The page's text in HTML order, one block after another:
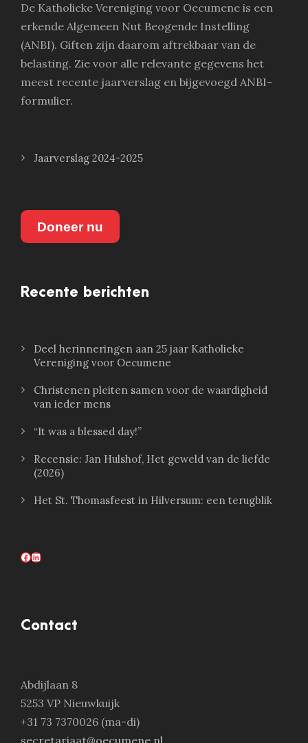
De Katholieke Vereniging voor Oecumene is een
erkende Algemeen Nut Beogende Instelling
(ANBI). Giften zijn daarom aftrekbaar van de
belasting. Zie voor alle relevante gegevens het
meest recente jaarverslag en bijgevoegd ANBI-
formulier.
Jaarverslag 2024-2025
Doneer nu
Recente berichten
Deel herinneringen aan 25 jaar Katholieke
Vereniging voor Oecumene
Christenen pleiten samen voor de waardigheid
van ieder mens
“It was a blessed day!”
Recensie: Jan Hulshof, Het geweld van de liefde
(2026)
Het St. Thomasfeest in Hilversum: een terugblik
Facebook LinkedIn
Contact
Abdijlaan 8
5253 VP Nieuwkuijk
+31 73 7370026 (ma-di)